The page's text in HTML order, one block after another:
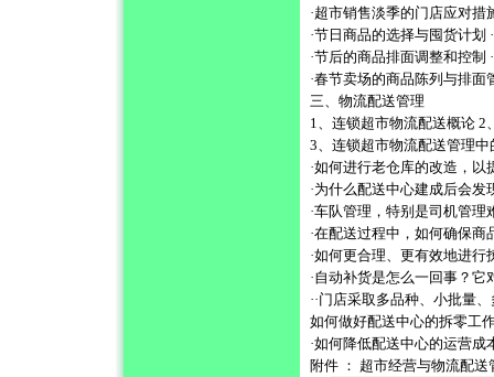
·超市销售淡季的门店应对措
·节日商品的选择与囤货计划
·节后的商品排面调整和控制
·春节卖场的商品陈列与排面
三、物流配送管理
1、连锁超市物流配送概论
3、连锁超市物流配送管理
·如何进行老仓库的改造，
·为什么配送中心建成后会
·车队管理，特别是司机管
·在配送过程中，如何确保商
·如何更合理、更有效地进
·自动补货是怎么一回事？
··门店采取多品种、小批量
如何做好配送中心的拆零工
·如何降低配送中心的运营成
附件 ： 超市经营与物流配